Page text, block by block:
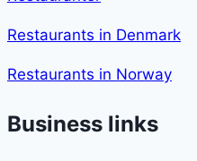
Restaurants in Denmark
Restaurants in Norway
Business links